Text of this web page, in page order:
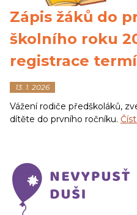
Zápis žáků do
školního roku
registrace
13. 1. 2026
Vážení rodiče předškoláků,
dítěte do prvního ročníku.